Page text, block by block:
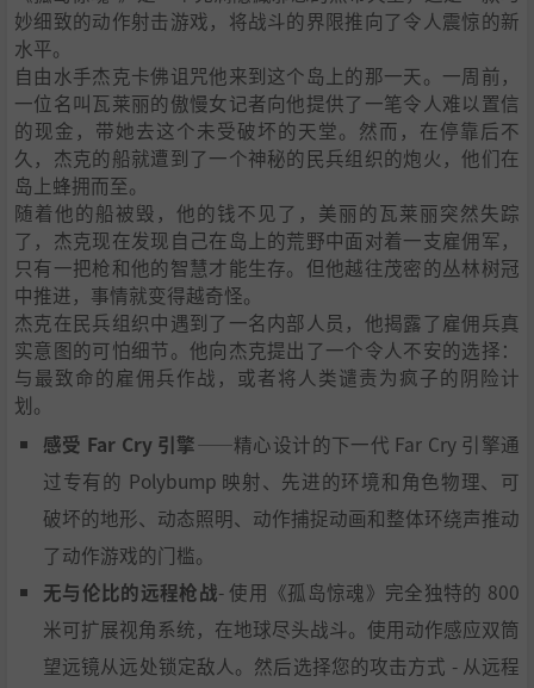
妙细致的动作射击游戏，将战斗的界限推向了令人震惊的新
水平。
自由水手杰克卡佛诅咒他来到这个岛上的那一天。一周前，
一位名叫瓦莱丽的傲慢女记者向他提供了一笔令人难以置信
的现金，带她去这个未受破坏的天堂。然而，在停靠后不
久，杰克的船就遭到了一个神秘的民兵组织的炮火，他们在
岛上蜂拥而至。
随着他的船被毁，他的钱不见了，美丽的瓦莱丽突然失踪
了，杰克现在发现自己在岛上的荒野中面对着一支雇佣军，
只有一把枪和他的智慧才能生存。但他越往茂密的丛林树冠
中推进，事情就变得越奇怪。
杰克在民兵组织中遇到了一名内部人员，他揭露了雇佣兵真
实意图的可怕细节。他向杰克提出了一个令人不安的选择：
与最致命的雇佣兵作战，或者将人类谴责为疯子的阴险计
划。
感受 Far Cry 引擎——精心设计的下一代 Far Cry 引擎通
过专有的 Polybump 映射、先进的环境和角色物理、可
破坏的地形、动态照明、动作捕捉动画和整体环绕声推动
了动作游戏的门槛。
无与伦比的远程枪战- 使用《孤岛惊魂》完全独特的 800
米可扩展视角系统，在地球尽头战斗。使用动作感应双筒
望远镜从远处锁定敌人。然后选择您的攻击方式 - 从远程